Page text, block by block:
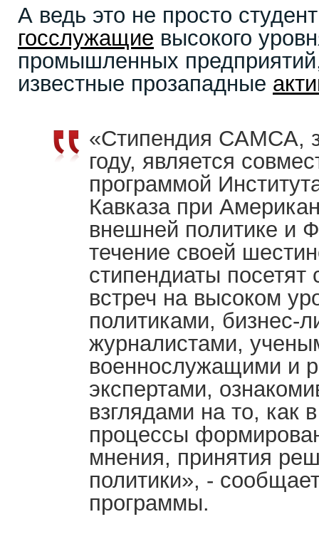
А ведь это не просто
госслужащие высокого
промышленных
известные прозападные
«Стипендия CAMCA,
году, является
программой
Кавказа при
внешней политике и
течение своей
стипендиаты
встреч на высоком
политиками, бизнес-
журналистами,
военнослужащими и
экспертами,
взглядами на то,
процессы
мнения, принятия
политики», -
программы.